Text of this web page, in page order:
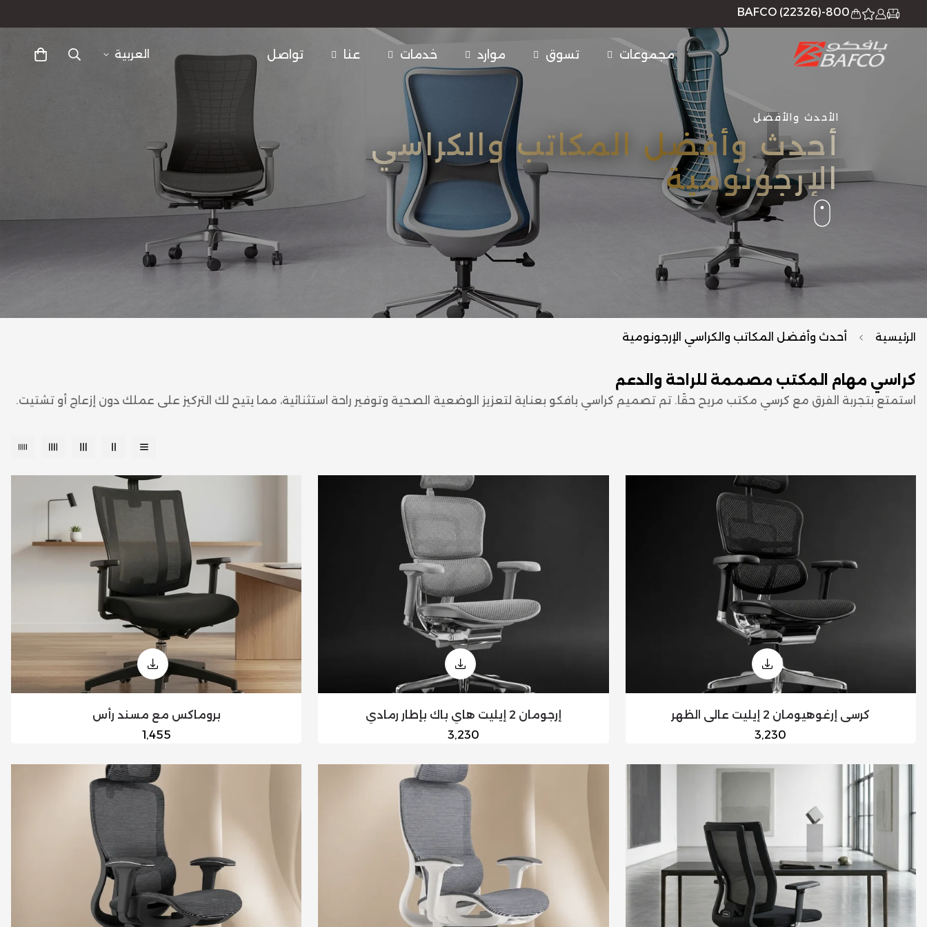
800-BAFCO (22326)
مجموعات تسوق موارد خدمات عنا تواصل العربية
الأحدث والأفضل
أحدث وأفضل المكاتب والكراسي
الإرجونومية
الرئيسية أحدث وأفضل المكاتب والكراسي الإرجونومية
كراسي مهام المكتب مصممة للراحة والدعم
استمتع بتجربة الفرق مع كرسي مكتب مريح حقًا. تم تصميم كراسي بافكو بعناية لتعزيز الوضعية الصحية وتوفير راحة استثنائية، مما يتيح لك التركيز على عملك دون إزعاج أو تشتيت.
كرسي إرغوهيومان 2 إيليت عالي الظهر
السعر
3,230
إرجومان 2 إيليت هاي باك بإطار رمادي
السعر
3,230
بروماكس مع مسند رأس
السعر
1,455